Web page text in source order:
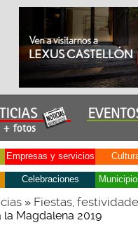
Empresas y servicios
Celebraciones
» Fiestas,
la Magdalena 2019